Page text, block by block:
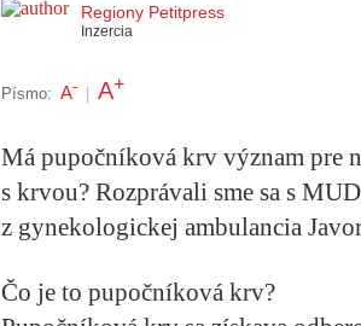
Regiony Petitpress
Inzercia
Písmo: A- A+
Má pupočníková krv význam pre
s krvou? Rozprávali sme sa s
z gynekologickej ambulancia
Čo je to pupočníková krv?